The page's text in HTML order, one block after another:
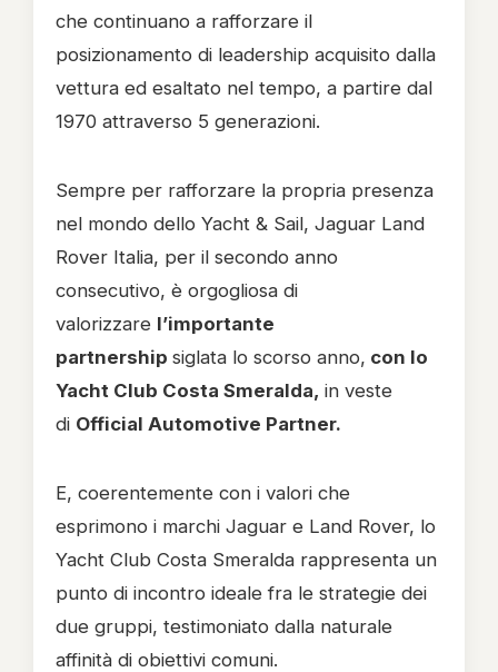
che continuano a rafforzare il
posizionamento di leadership acquisito dalla
vettura ed esaltato nel tempo, a partire dal
1970 attraverso 5 generazioni.
Sempre per rafforzare la propria presenza
nel mondo dello Yacht & Sail, Jaguar Land
Rover Italia, per il secondo anno
consecutivo, è orgogliosa di
valorizzare l’importante
partnership siglata lo scorso anno, con lo
Yacht Club Costa Smeralda, in veste
di Official Automotive Partner.
E, coerentemente con i valori che
esprimono i marchi Jaguar e Land Rover, lo
Yacht Club Costa Smeralda rappresenta un
punto di incontro ideale fra le strategie dei
due gruppi, testimoniato dalla naturale
affinità di obiettivi comuni.